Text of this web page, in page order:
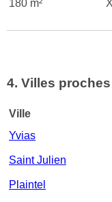
180 m²
4. Villes
Ville
Yvias
Saint Julien
Plaintel